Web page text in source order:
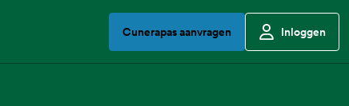
Cunerapas aanvragen Inloggen